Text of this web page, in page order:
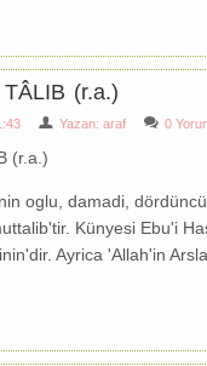
(r.a.)
Yazan: araf 0
(r.a.)
oglu, damadi,
Künyesi Ebu'i
Ayrica 'Allah'in